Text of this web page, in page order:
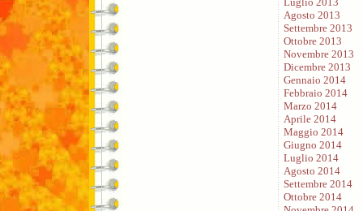
Agosto 2013
Settembre 2013
Ottobre 2013
Novembre 2013
Dicembre 2013
Gennaio 2014
Febbraio 2014
Marzo 2014
Aprile 2014
Maggio 2014
Giugno 2014
Luglio 2014
Agosto 2014
Settembre 2014
Ottobre 2014